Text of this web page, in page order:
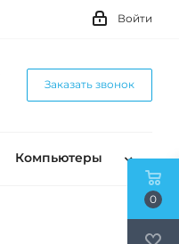
Войти
Заказать звонок
Компьютеры
0